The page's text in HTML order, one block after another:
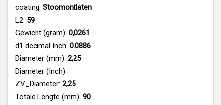
coating: Stoomontlaten
L2: 59
Gewicht (gram): 0,0261
d1 decimal Inch: 0.0886
Diameter (mm): 2,25
Diameter (Inch):
ZV_Diameter: 2,25
Totale Lengte (mm): 90